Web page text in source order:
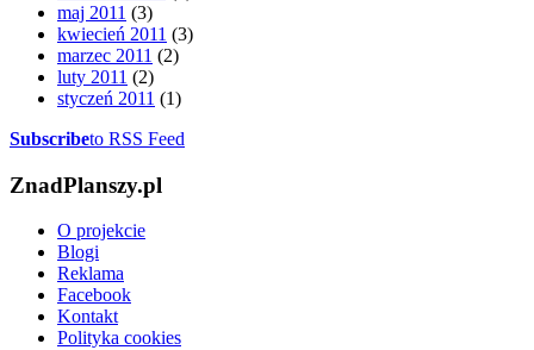
maj 2011 (3)
kwiecień 2011 (3)
marzec 2011 (2)
luty 2011 (2)
styczeń 2011 (1)
Subscribeto RSS Feed
ZnadPlanszy.pl
O projekcie
Blogi
Reklama
Facebook
Kontakt
Polityka cookies